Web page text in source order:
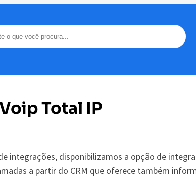
Total IP
integrações, disponibilizamos a opção de
a partir do CRM que oferece também